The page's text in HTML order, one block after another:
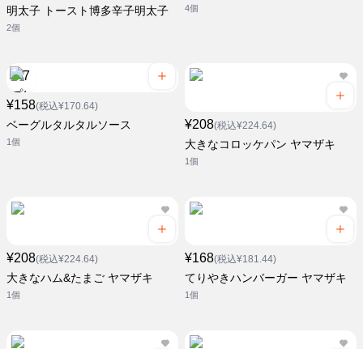
明太子 トースト博多辛子明太子
2個
4個
¥158(税込¥170.64)
ベーグルタルタルソース
1個
¥208(税込¥224.64)
大きなコロッケパン ヤマザキ
1個
¥208(税込¥224.64)
大きなハム&たまご ヤマザキ
1個
¥168(税込¥181.44)
てりやきハンバーガー ヤマザキ
1個